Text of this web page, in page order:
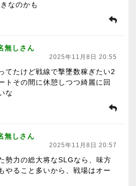
なのかも
無しさん
2025年11月8日 20:55
てたけど戦線で撃墜数稼ぎたい2
トその間に休憩しつつ綺麗に回
な
無しさん
2025年11月8日 20:57
勢力の総大将なSLGなら、味方
やること多いから、戦場はオー